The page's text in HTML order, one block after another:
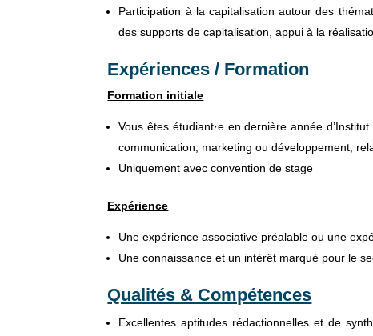
Participation à la capitalisation autour des
des supports de capitalisation, appui à la
Expériences / Formation
Formation initiale
Vous êtes étudiant·e en dernière année
communication, marketing ou développement,
Uniquement avec convention de stage
Expérience
Une expérience associative préalable ou une
Une connaissance et un intérêt marqué pour le
Qualités & Compétences
Excellentes aptitudes rédactionnelles et de